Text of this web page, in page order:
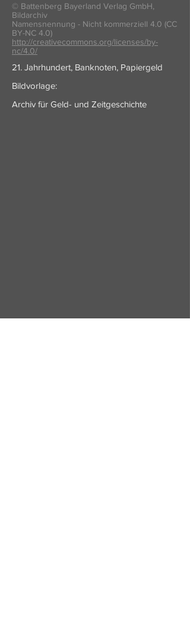
© Battenberg Bayerland Verlag GmbH,
Bildarchiv
Namensnennung - Nicht kommerziell 4.0 (CC
BY-NC 4.0)
http://creativecommons.org/licenses/by-
nc/4.0/
21. Jahrhundert, Banknoten, Papiergeld
Bildvorlage:
Archiv für Geld- und Zeitgeschichte